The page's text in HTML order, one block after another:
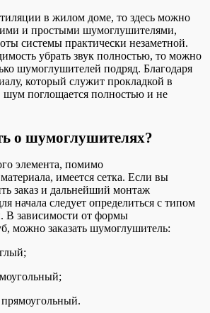
в жилом доме, то здесь можно
и простыми шумоглушителями,
системы практически незаметной.
убрать звук полностью, то можно
шумоглушителей подряд. Благодаря
который служит прокладкой в
шум поглощается полностью и не
о шумоглушителях?
элемента, помимо
имеется сетка. Если вы
заказ и дальнейший монтаж
начала следует определиться с типом
В зависимости от формы
можно заказать шумоглушитель: